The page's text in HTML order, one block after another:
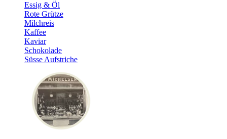
Essig & Öl
Rote Grütze
Milchreis
Kaffee
Kaviar
Schokolade
Süsse Aufstriche